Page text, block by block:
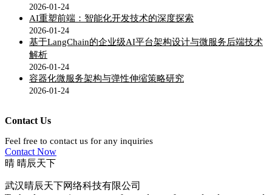
2026-01-24
AI重塑前端：智能化开发技术的深度探索
2026-01-24
基于LangChain的企业级AI平台架构设计与微服务后端技术
解析
2026-01-24
容器化微服务架构与弹性伸缩策略研究
2026-01-24
Contact Us
Feel free to contact us for any inquiries
Contact Now
晴 晴辰天下
武汉晴辰天下网络科技有限公司